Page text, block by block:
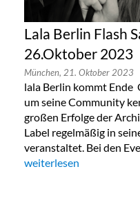
Lala Berlin Flash
26.Oktober 2023
München, 21. Oktober 2023
lala Berlin kommt Ende
um seine Community
großen Erfolge der
Label regelmäßig in
veranstaltet. Bei den
„Lala Berlin Flash Sale
weiterlesen